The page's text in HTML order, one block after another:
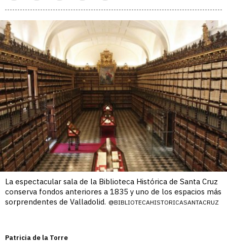
La espectacular sala de la Biblioteca Histórica de Santa Cruz
conserva fondos anteriores a 1835 y uno de los espacios más
sorprendentes de Valladolid. @BIBLIOTECAHISTORICASANTACRUZ
Patricia de la Torre